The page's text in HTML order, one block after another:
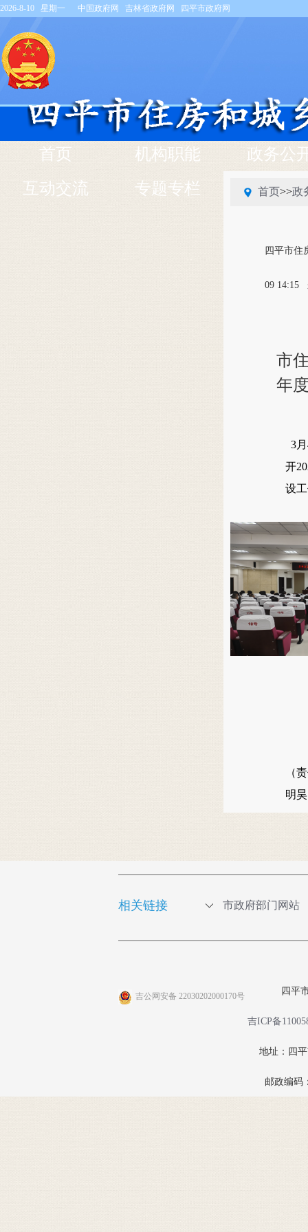
2026-8-10 星期一 中国政府网 吉林省政府网 四平市政府网
首页 机构职能
政务公
互动交流
专题专栏 首页>>政
四平市住
09 14:15
市
年
3
开
设
（
明
相关链接 市政府部门网站
吉公网安备 22030202000170号 四平
吉ICP备
地址：四
邮政编码